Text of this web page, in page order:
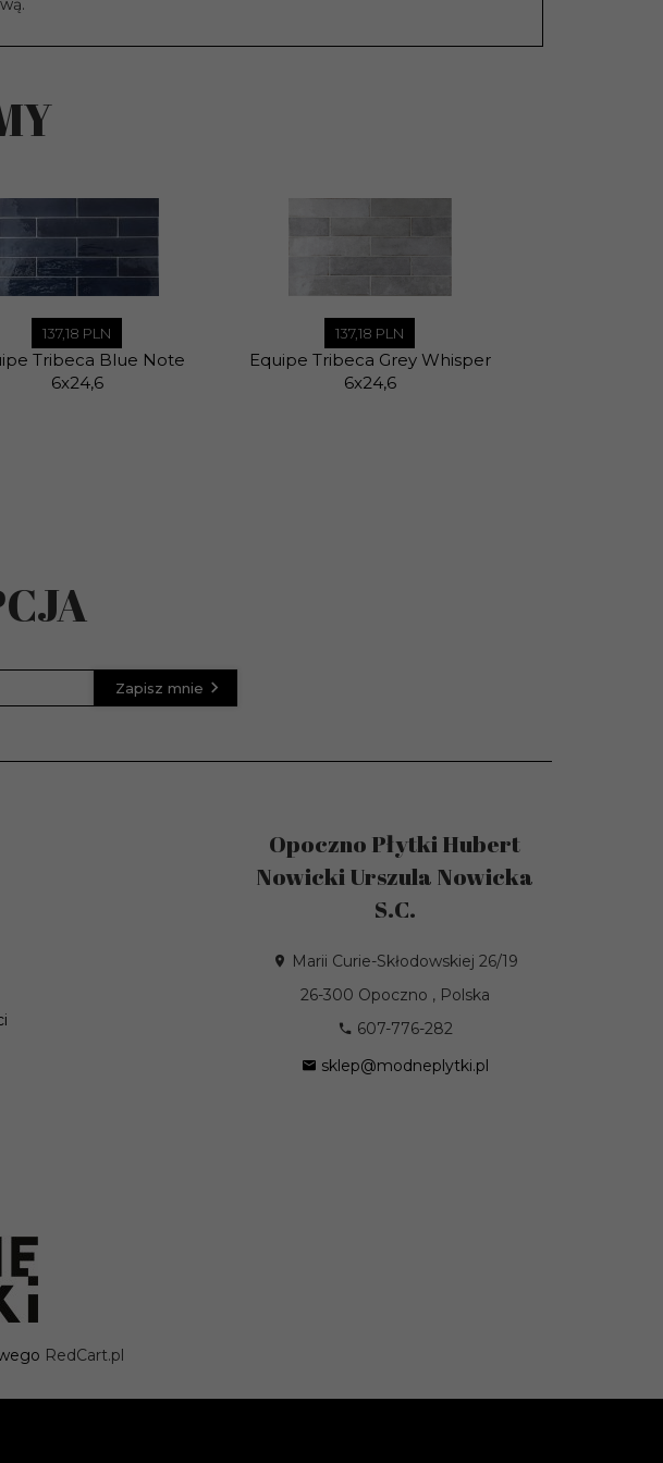
137,18 PLN
Tribeca Blue Note
6x24,6
137,18 PLN
Equipe Tribeca Grey Whisper
6x24,6
Zapisz mnie
Opoczno Płytki Hubert
Nowicki Urszula Nowicka
S.C.
Marii Curie-Skłodowskiej 26/19
26-300 Opoczno , Polska
607-776-282
sklep@modneplytki.pl
RedCart.pl